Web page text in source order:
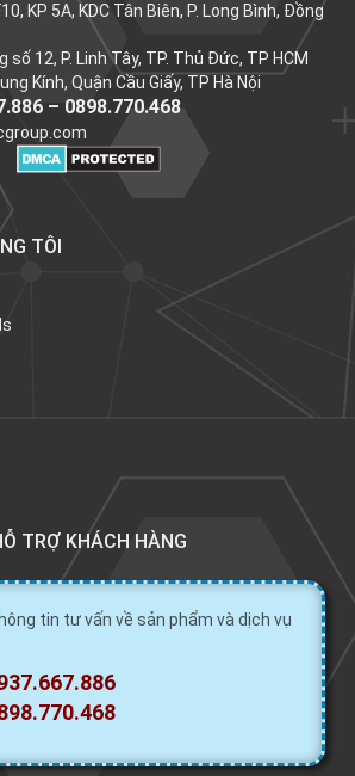
KP 5A, KDC Tân Biên, P. Long Bình, Đồng
số 12, P. Linh Tây, TP. Thủ Đức, TP HCM
Kính, Quận Cầu Giấy, TP Hà Nội
– 0898.770.468
TÔI
TRỢ KHÁCH HÀNG
tin tư vấn về sản phẩm và dịch vụ